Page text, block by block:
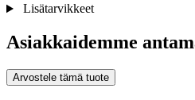
Lisätarvikkeet
Asiakkaidemme
Arvostele tämä tuote